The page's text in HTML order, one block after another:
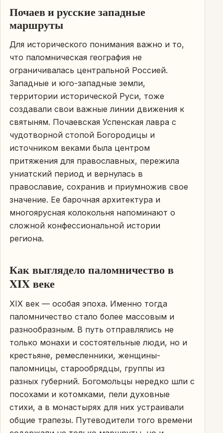
Почаев и русские западные
маршруты
Для исторического понимания важно и то,
что паломническая география не
ограничивалась центральной Россией.
Западные и юго-западные земли,
территории исторической Руси, тоже
создавали свои важные линии движения к
святыням. Почаевская Успенская лавра с
чудотворной стопой Богородицы и
источником веками была центром
притяжения для православных, пережила
униатский период и вернулась в
православие, сохранив и приумножив свое
значение. Ее барочная архитектура и
многоярусная колокольня напоминают о
сложной конфессиональной истории
региона.
Как выглядело паломничество в
XIX веке
XIX век — особая эпоха. Именно тогда
паломничество стало более массовым и
разнообразным. В путь отправлялись не
только монахи и состоятельные люди, но и
крестьяне, ремесленники, женщины-
паломницы, старообрядцы, группы из
разных губерний. Богомольцы нередко шли с
посохами и котомками, пели духовные
стихи, а в монастырях для них устраивали
общие трапезы. Путеводители того времени